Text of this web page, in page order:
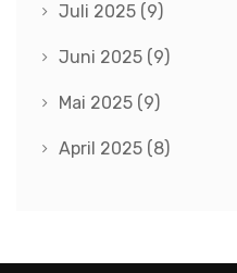
Juli 2025 (9)
Juni 2025 (9)
Mai 2025 (9)
April 2025 (8)